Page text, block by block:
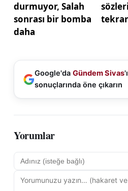
Google'da Gündem Sivas'ı
sonuçlarında öne çıkarın
Yorumlar